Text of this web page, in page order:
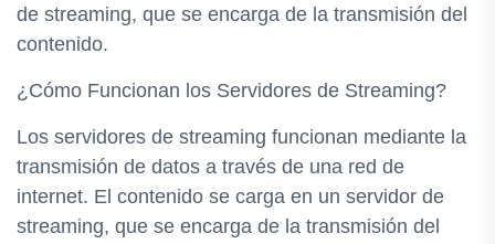
de streaming, que se encarga de la transmisión del
contenido.
¿Cómo Funcionan los Servidores de Streaming?
Los servidores de streaming funcionan mediante la
transmisión de datos a través de una red de
internet. El contenido se carga en un servidor de
streaming, que se encarga de la transmisión del